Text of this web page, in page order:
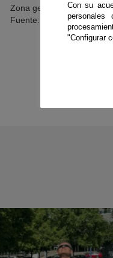
Zona geográfica:
Fuente: SINC
Con su
"Configurar